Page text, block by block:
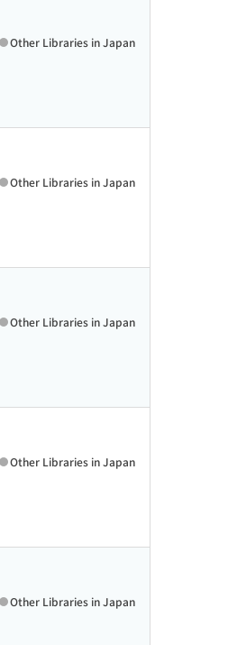
Other Libraries in Japan
Other Libraries in Japan
Other Libraries in Japan
Other Libraries in Japan
Other Libraries in Japan